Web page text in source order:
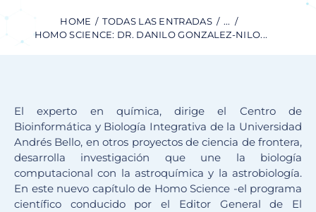
HOME TODAS LAS ENTRADAS
...
HOMO SCIENCE: DR. DANILO GONZALEZ-NILO...
El experto en química, dirige el Centro de
Bioinformática y Biología Integrativa de la Universidad
Andrés Bello, en otros proyectos de ciencia de frontera,
desarrolla investigación que une la biología
computacional con la astroquímica y la astrobiología.
En este nuevo capítulo de Homo Science -el programa
científico conducido por el Editor General de El